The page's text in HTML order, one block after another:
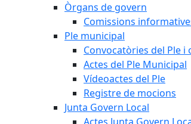
Òrgans de govern
Comissions
Ple municipal
Convocatòries del Ple i
Actes del Ple Municipal
Vídeoactes del Ple
Registre de mocions
Junta Govern Local